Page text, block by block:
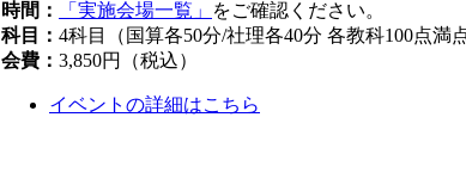
時間：
「実施会場一覧」
をご確認ください。
科目： 4科目（国算各50分/社理各40分 各教科100点満点
会費： 3,850円（税込）
イベントの詳細はこちら